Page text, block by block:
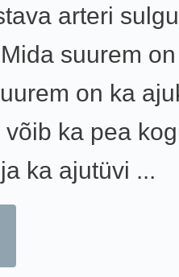
arteri
suurem
on ka
ka pea
ka ajutüvi ...